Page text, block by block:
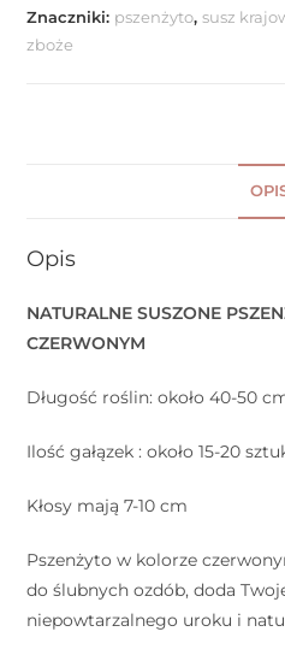
Znaczniki: pszenżyto,susz
zboże
Opis
NATURALNE SUSZONE
CZERWONYM
Długość roślin: około 40-50
Ilość gałązek : około 15-20
Kłosy mają 7-10 cm
Pszenżyto w kolorze
do ślubnych ozdób, doda
niepowtarzalnego uroku i